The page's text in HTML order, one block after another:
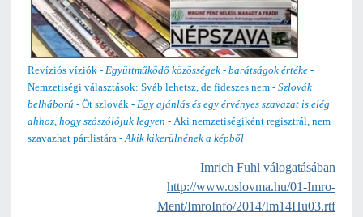
Revíziós víziók - Együttműködő közösségek - barátságok értéke -
Nemzetiségi választások: Sváb lehetsz, de fideszes nem - Szlovák
belháború - Öt szlovák - Egy ajánlás és egy érvényes szavazat is elég
ahhoz, hogy szószólójuk legyen - Aki nemzetiségiként regisztrál, nem
szavazhat pártlistára - Akik kikerülnének a képből
Imrich Fuhl válogatásában
http://www.oslovma.hu/01-Imro-
Ment/ImroInfo/2014/Im14Hu03.rtf